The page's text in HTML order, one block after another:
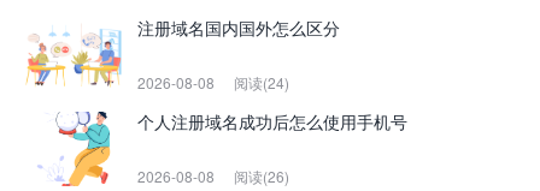
注册域名国内国外怎么区分
2026-08-08 阅读(24)
个人注册域名成功后怎么使用手机号
2026-08-08 阅读(26)